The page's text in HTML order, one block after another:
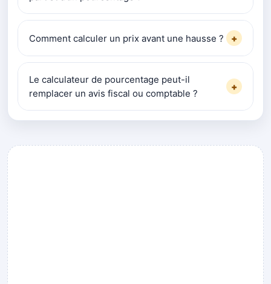
Comment calculer un prix avant une hausse ? +
Le calculateur de pourcentage peut-il
remplacer un avis fiscal ou comptable ?
+